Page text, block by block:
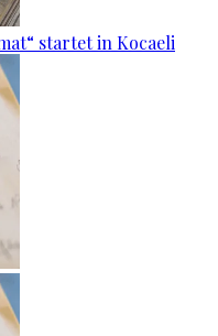
startet in Kocaeli